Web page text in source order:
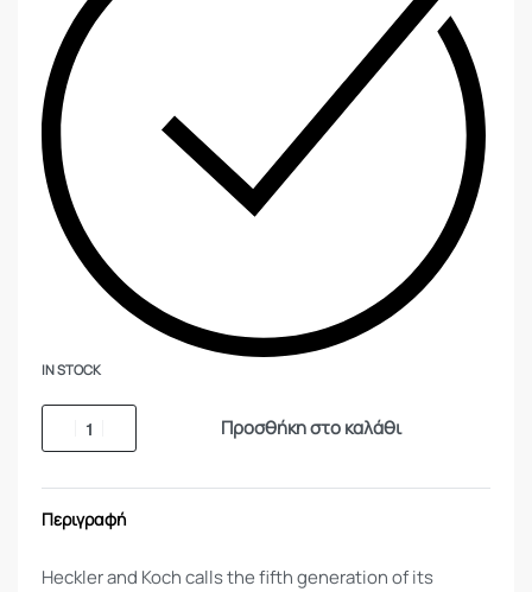
IN STOCK
Προσθήκη στο καλάθι
Περιγραφή
Heckler and Koch calls the fifth generation of its